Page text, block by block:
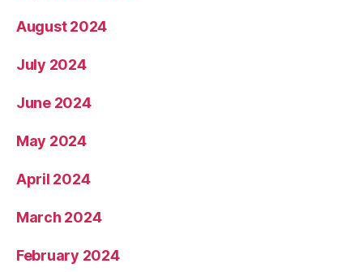
August 2024
July 2024
June 2024
May 2024
April 2024
March 2024
February 2024